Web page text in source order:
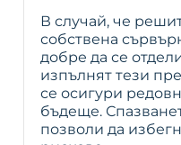
В случай, че
собствена
добре да се
изпълнят тези
се осигури
бъдеще.
позволи да